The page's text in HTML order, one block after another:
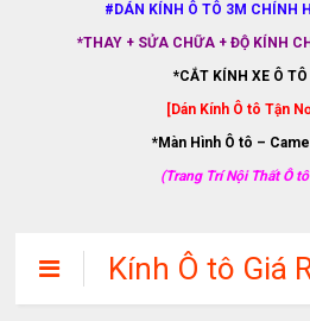
#DÁN KÍNH Ô TÔ 3M CHÍNH
*THAY + SỬA CHỮA + ĐỘ KÍNH
*CẮT KÍNH XE Ô
[Dán Kính Ô tô Tận
*Màn Hình Ô tô –
(Trang Trí Nội Thất Ô
Kính Ô tô Giá